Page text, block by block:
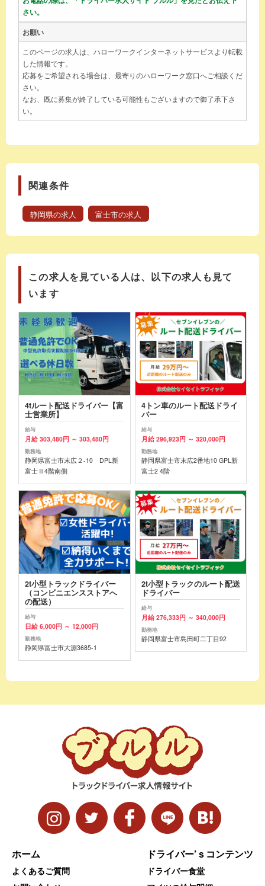
さい。
お願い
このページの求人は、ハローワークインターネットサービスより転載
した情報です。
応募をご希望される場合は、最寄りのハローワーク窓口へご相談くだ
さい。
なお、既に募集が終了している可能性もございますので御了承下さ
い。
関連条件
静岡県の求人 富士市の求人
この求人を見ている人は、以下の求人も見て
います
4tルート配送ドライバー【富
士営業所】
給与
月給 303,480円 ～ 303,480円
勤務地
静岡県富士市末広２-10 DPL新
富士Ⅱ4階南側
4トン車のルート配送ドライ
バー
給与
月給 296,923円 ～ 320,000円
勤務地
静岡県富士市末広2番地10 GPL新
富士2 4階
2t小型トラックドライバー
（コンビニエンスストアへ
の配送）
給与
日給 6,000円 ～ 12,000円
勤務地
静岡県富士市大淵3685-1
2t小型トラックのルート配送
ドライバー
給与
月給 276,333円 ～ 340,000円
勤務地
静岡県富士市島田町二丁目92
ホーム
よくあるご質問
ドライバー’ｓコンテンツ
ドライバー食堂